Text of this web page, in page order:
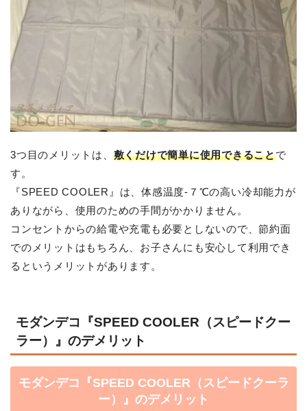
3つ目のメリットは、 敷くだけで簡単に使用できることで
す。
『SPEED COOLER』は、体感温度-７℃の高い冷却能力が
ありながら、使用のための手間がかかりません。
コンセントからの給電や充電も必要としないので、節約面
でのメリットはもちろん、お子さんにも安心して利用でき
るというメリットがあります。
モダンデコ『SPEED COOLER（スピードクー
ラー）』のデメリット
モダンデコ『SPEED COOLER（スピードクーラ
ー）』のデメリット